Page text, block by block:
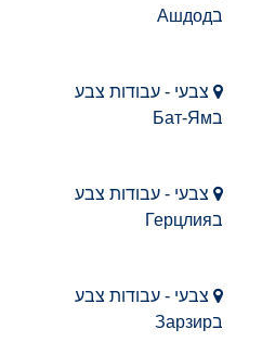
בАшдод
צבעי - עבודות צבע
בБат-Ям
צבעי - עבודות צבע
בГерцлия
צבעי - עבודות צבע
בЗарзир